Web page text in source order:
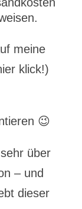
meine
klick!)
😉
über
– und
dieser